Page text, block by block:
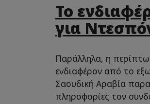
Το
για
Παράλληλα, η
ενδιαφέρον από το
Σαουδική Αραβία
πληροφορίες τον